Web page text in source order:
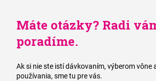
Máte otázky? Radi
poradíme.
Ak si nie ste istí dávkovaním, výberom vône
používania, sme tu pre vás.